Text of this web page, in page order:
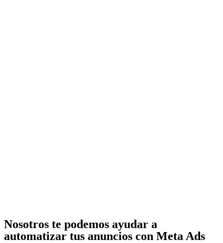
Nosotros te podemos ayudar a
automatizar tus anuncios con Meta Ads